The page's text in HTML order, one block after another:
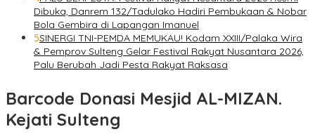
Dibuka, Danrem 132/Tadulako Hadiri Pembukaan & Nobar
Bola Gembira di Lapangan Imanuel
5SINERGI TNI-PEMDA MEMUKAU! Kodam XXIII/Palaka Wira
& Pemprov Sulteng Gelar Festival Rakyat Nusantara 2026,
Palu Berubah Jadi Pesta Rakyat Raksasa
Barcode Donasi Mesjid AL-MIZAN.
Kejati Sulteng